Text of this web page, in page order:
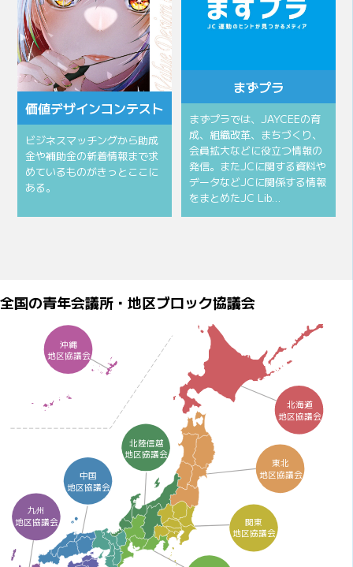
価値デザインコンテスト
ビジネスマッチングから助成
金や補助金の新着情報まで求
めているものがきっとここに
ある。
まずプラ
まずプラでは、JAYCEEの育
成、組織改革、まちづくり、
会員拡大などに役立つ情報の
発信。またJCに関する資料や
データなどJCに関係する情報
をまとめたJC Lib…
全国の青年会議所・地区ブロック協議会
沖縄
地区協議会
九州
地区協議会
北海道
地区協議会
東北
地区協議会
中国
地区協議会
関東
地区協議会
北陸信越
地区協議会